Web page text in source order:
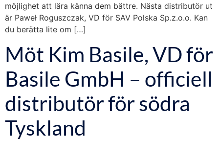
möjlighet att lära känna dem bättre. Nästa distributör ut
är Paweł Roguszczak, VD för SAV Polska Sp.z.o.o. Kan
du berätta lite om […]
Möt Kim Basile, VD för
Basile GmbH – officiell
distributör för södra
Tyskland